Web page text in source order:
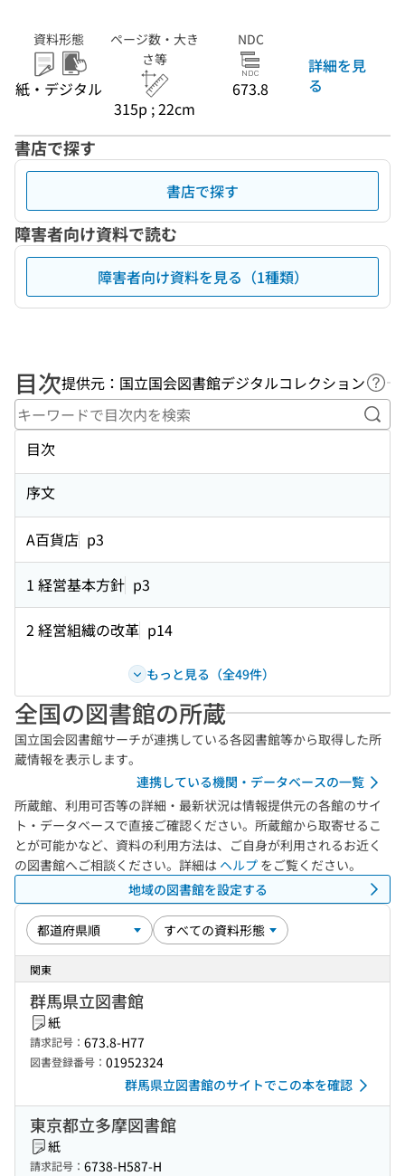
資料形態
紙・デジタル
ページ数・大き
さ等
315p ; 22cm
NDC
673.8
詳細を見
る
書店で探す
書店で探す
障害者向け資料で読む
障害者向け資料を見る（1種類）
目次提供元：国立国会図書館デジタルコレクション ヘ
キ
目次
序文
A百貨店 p3
1 経営基本方針 p3
2 経営組繊の改革 p14
もっと見る（全49件）
全国の図書館の所蔵
国立国会図書館サーチが連携している各図書館等から取得した所
蔵情報を表示します。
連携している機関・データベースの一覧
所蔵館、利用可否等の詳細・最新状況は情報提供元の各館のサイ
ト・データベースで直接ご確認ください。所蔵館から取寄せるこ
とが可能かなど、資料の利用方法は、ご自身が利用されるお近く
の図書館へご相談ください。詳細は ヘルプ をご覧ください。
地域の図書館を設定する
関東
群馬県立図書館
紙
請求記号： 673.8-H77
図書登録番号： 01952324
群馬県立図書館のサイトでこの本を確認
東京都立多摩図書館
紙
請求記号： 6738-H587-H